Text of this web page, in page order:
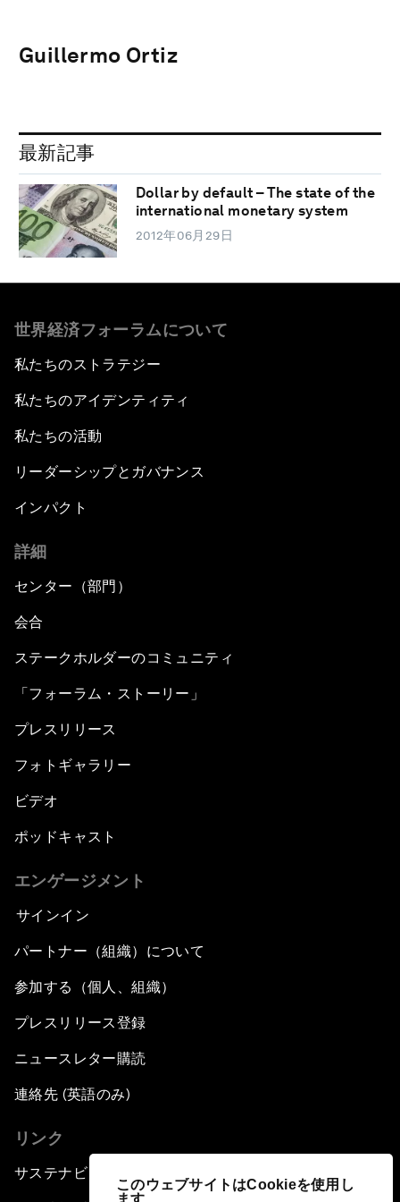
このウェブサイトはCookieを使用し
ます
Guillermo Ortiz
最新記事
Dollar by default – The state of the
international monetary system
2012年06月29日
世界経済フォーラムについて
私たちのストラテジー
私たちのアイデンティティ
私たちの活動
リーダーシップとガバナンス
インパクト
詳細
センター（部門）
会合
ステークホルダーのコミュニティ
「フォーラム・ストーリー」
プレスリリース
フォトギャラリー
ビデオ
ポッドキャスト
エンゲージメント
サインイン
パートナー（組織）について
参加する（個人、組織）
プレスリリース登録
ニュースレター購読
連絡先 (英語のみ)
リンク
サステナビリティへの取り組み